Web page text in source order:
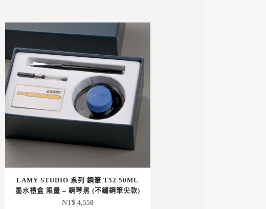
LAMY STUDIO 系列 鋼筆 T52 50ML
墨水禮盒 限量 – 鋼琴黑 (不鏽鋼筆尖款)
NT$4,550